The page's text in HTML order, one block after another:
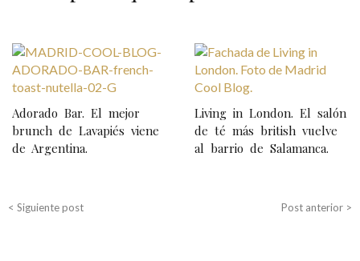
Adorado Bar. El mejor
brunch de Lavapiés viene
de Argentina.
Living in London. El salón
de té más british vuelve
al barrio de Salamanca.
N
a
v
e
g
c
Post anterior >
< Siguiente post